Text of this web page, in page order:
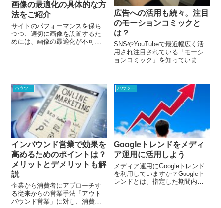
画像の最適化の具体的な方
法をご紹介
サイトのパフォーマンスを保ち
つつ、適切に画像を設置するた
めには、画像の最適化が不可欠
広告への活用も続々。注目
のモーションコミックと
は？
SNSやYouTubeで最近幅広く活
用され注目されている「モーシ
ョンコミック」を知っています
活用も広まっています。今回は
モーションコミックの特徴とメ
リット・デメリットについて解
説します。
ハウツー
インバウンド営業で効果を
高めるためのポイントは？
メリットとデメリットも解
説
企業から消費者にアプローチす
る従来からの営業手法「アウト
バウンド営業」に対し、消費者
ハウツー
Googleトレンドをメディ
ア運用に活用しよう
メディア運用にGoogleトレンド
を利用していますか？Googleト
レンドとは、指定した期間内に